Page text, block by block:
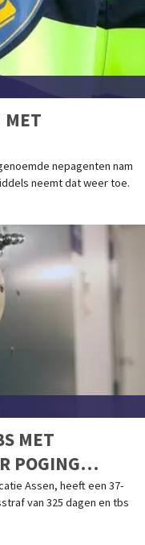
MET
nepagenten nam
neemt dat weer toe.
MET
POGING
Assen, heeft een 37-
van 325 dagen en tbs